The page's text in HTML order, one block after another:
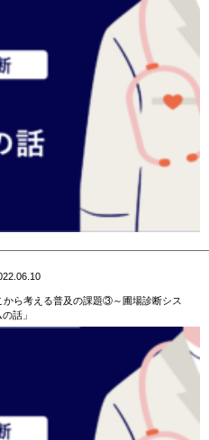
ら考える普及の課題③～圃場診断シス
話」